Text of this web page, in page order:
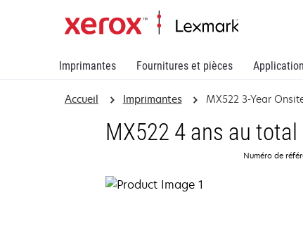
Imprimantes Fournitures et pièces
Accueil Imprimantes MX522 3-Year
MX522 4 ans au
Numéro de